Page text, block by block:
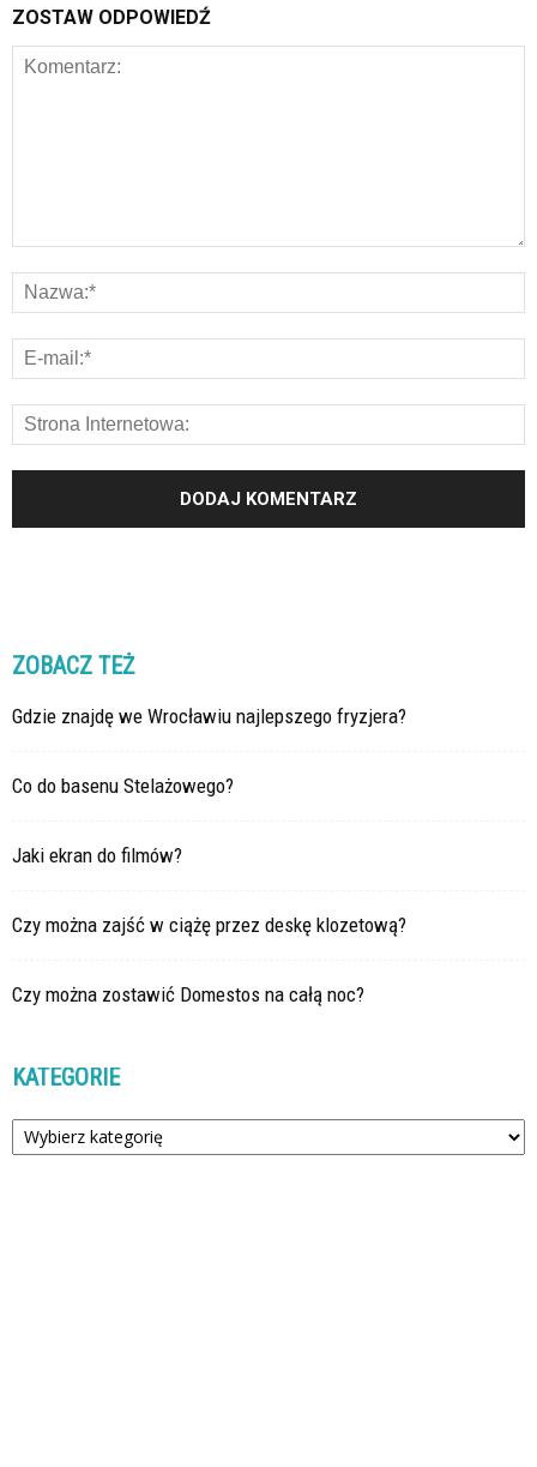
ZOSTAW ODPOWIEDŹ
ZOBACZ TEŻ
Gdzie znajdę we Wrocławiu najlepszego fryzjera?
Co do basenu Stelażowego?
Jaki ekran do filmów?
Czy można zajść w ciążę przez deskę klozetową?
Czy można zostawić Domestos na całą noc?
KATEGORIE
Kategorie